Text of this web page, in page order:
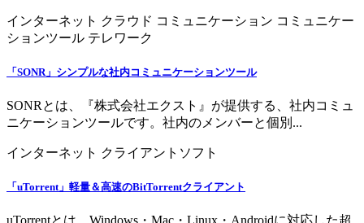
インターネット クラウド コミュニケーション コミュニケー
ションツール テレワーク
「SONR」シンプルな社内コミュニケーションツール
SONRとは、『株式会社エクスト』が提供する、社内コミュ
ニケーションツールです。社内のメンバーと個別...
インターネット クライアントソフト
「uTorrent」軽量＆高速のBitTorrentクライアント